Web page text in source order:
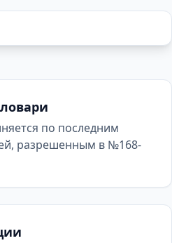
по последним
разрешенным в №168-